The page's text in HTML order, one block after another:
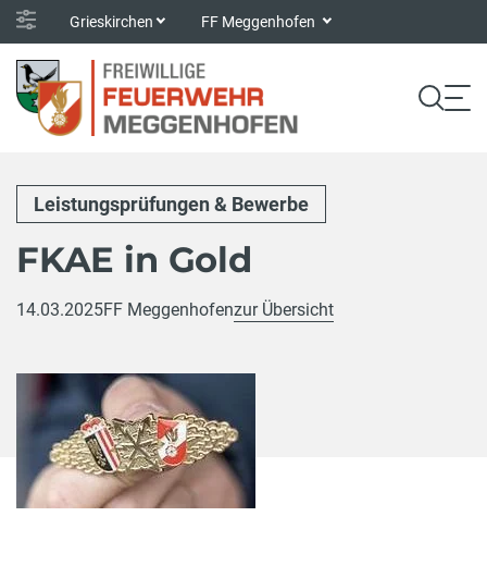
Grieskirchen FF Meggenhofen
Leistungsprüfungen & Bewerbe
FKAE in Gold
14.03.2025FF Meggenhofenzur Übersicht